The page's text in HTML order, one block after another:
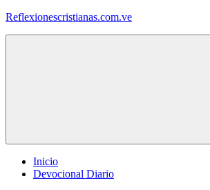
Saltar
Reflexionescristianas.com.ve
Inicio
Devocional Diario